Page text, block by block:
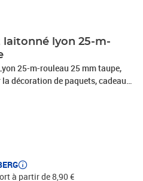
laitonné lyon 25-m-
25-m-rouleau 25 mm taupe,
décoration de paquets, cadeaux,
DIY. Nos produits sont
: que ce soit pour un
Noël, le Nouvel An ou
accessoire rend rapidement les
à partir de 8,90 €